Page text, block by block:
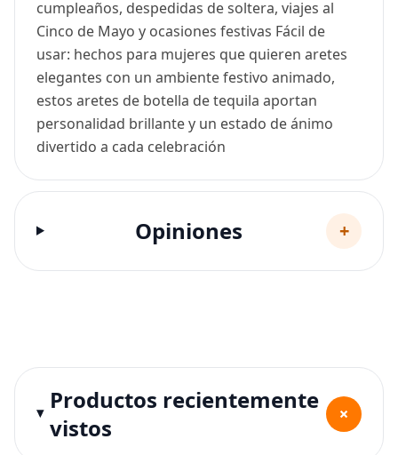
cumpleaños, despedidas de soltera, viajes al
Cinco de Mayo y ocasiones festivas Fácil de
usar: hechos para mujeres que quieren aretes
elegantes con un ambiente festivo animado,
estos aretes de botella de tequila aportan
personalidad brillante y un estado de ánimo
divertido a cada celebración
Opiniones +
Productos recientemente
vistos
+